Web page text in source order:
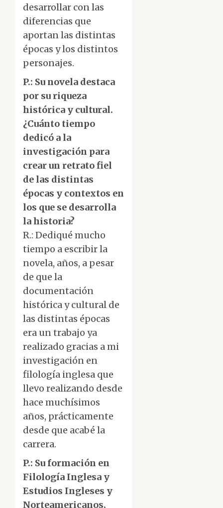
desarrollar con las
diferencias que
aportan las distintas
épocas y los distintos
personajes.
P.: Su novela destaca
por su riqueza
histórica y cultural.
¿Cuánto tiempo
dedicó a la
investigación para
crear un retrato fiel
de las distintas
épocas y contextos en
los que se desarrolla
la historia?
R.: Dediqué mucho
tiempo a escribir la
novela, años, a pesar
de que la
documentación
histórica y cultural de
las distintas épocas
era un trabajo ya
realizado gracias a mi
investigación en
filología inglesa que
llevo realizando desde
hace muchísimos
años, prácticamente
desde que acabé la
carrera.
P.: Su formación en
Filología Inglesa y
Estudios Ingleses y
Norteamericanos,